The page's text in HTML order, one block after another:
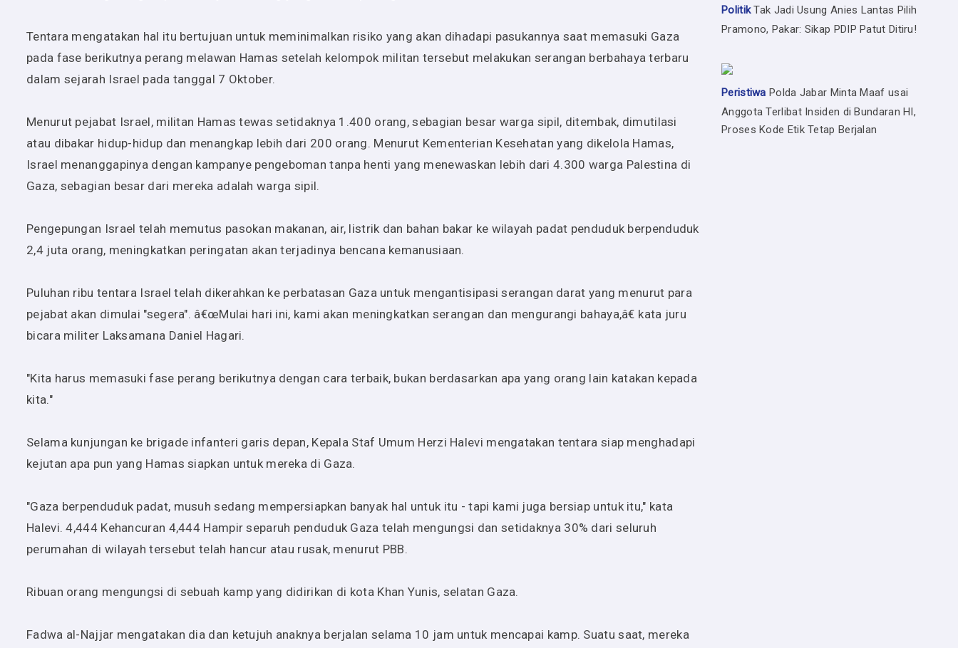
Tentara mengatakan hal itu bertujuan untuk meminimalkan risiko yang akan dihadapi pasukannya saat memasuki Gaza
pada fase berikutnya perang melawan Hamas setelah kelompok militan tersebut melakukan serangan berbahaya terbaru
dalam sejarah Israel pada tanggal 7 Oktober.
Menurut pejabat Israel, militan Hamas tewas setidaknya 1.400 orang, sebagian besar warga sipil, ditembak, dimutilasi
atau dibakar hidup-hidup dan menangkap lebih dari 200 orang. Menurut Kementerian Kesehatan yang dikelola Hamas,
Israel menanggapinya dengan kampanye pengeboman tanpa henti yang menewaskan lebih dari 4.300 warga Palestina di
Gaza, sebagian besar dari mereka adalah warga sipil.
Pengepungan Israel telah memutus pasokan makanan, air, listrik dan bahan bakar ke wilayah padat penduduk berpenduduk
2,4 juta orang, meningkatkan peringatan akan terjadinya bencana kemanusiaan.
Puluhan ribu tentara Israel telah dikerahkan ke perbatasan Gaza untuk mengantisipasi serangan darat yang menurut para
pejabat akan dimulai "segera". â€œMulai hari ini, kami akan meningkatkan serangan dan mengurangi bahaya,â€ kata juru
bicara militer Laksamana Daniel Hagari.
"Kita harus memasuki fase perang berikutnya dengan cara terbaik, bukan berdasarkan apa yang orang lain katakan kepada
kita."
Selama kunjungan ke brigade infanteri garis depan, Kepala Staf Umum Herzi Halevi mengatakan tentara siap menghadapi
kejutan apa pun yang Hamas siapkan untuk mereka di Gaza.
"Gaza berpenduduk padat, musuh sedang mempersiapkan banyak hal untuk itu - tapi kami juga bersiap untuk itu," kata
Halevi. 4,444 Kehancuran 4,444 Hampir separuh penduduk Gaza telah mengungsi dan setidaknya 30% dari seluruh
perumahan di wilayah tersebut telah hancur atau rusak, menurut PBB.
Ribuan orang mengungsi di sebuah kamp yang didirikan di kota Khan Yunis, selatan Gaza.
Fadwa al-Najjar mengatakan dia dan ketujuh anaknya berjalan selama 10 jam untuk mencapai kamp. Suatu saat, mereka
PolitikTak Jadi Usung Anies Lantas Pilih
Pramono, Pakar: Sikap PDIP Patut Ditiru!
Peristiwa Polda Jabar Minta Maaf usai
Anggota Terlibat Insiden di Bundaran HI,
Proses Kode Etik Tetap Berjalan